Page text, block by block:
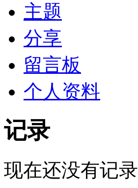
主题
分享
留言板
个人资料
记录
现在还没有记录